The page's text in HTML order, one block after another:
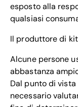
esposto alla
qualsiasi
Il produttore di kit
Alcune persone
abbastanza
Dal punto di
necessario